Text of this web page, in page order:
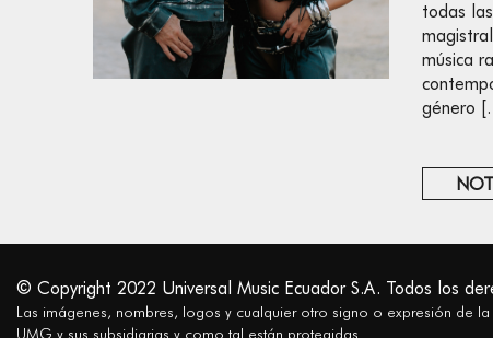
todas
música
género
© Copyright 2022 Universal Music Ecuador S.A. Todos los
Las imágenes, nombres, logos y cualquier otro signo o expresión de
UMG y sus subsidiarias y como tal están protegidas.